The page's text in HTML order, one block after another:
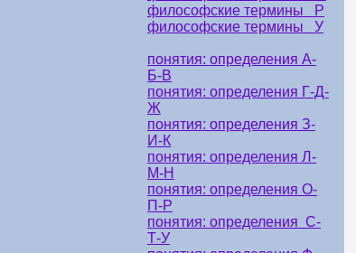
философские термины Р
философские термины У
понятия: определения А-
Б-В
понятия: определения Г-Д-
Ж
понятия: определения З-
И-К
понятия: определения Л-
М-Н
понятия: определения О-
П-Р
понятия: определения С-
Т-У